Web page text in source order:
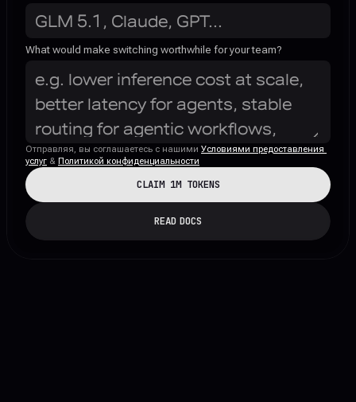
What would make switching worthwhile for your team?
Отправляя, вы соглашаетесь с нашими Условиями предоставления
услуг & Политикой конфиденциальности
CLAIM 1M TOKENS
READ DOCS